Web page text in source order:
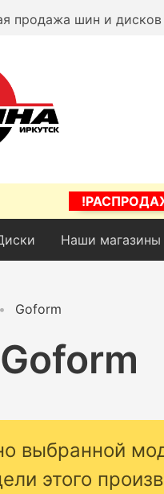
продажа шин и дисков
Наши магазины
Goform
выбранной
этого